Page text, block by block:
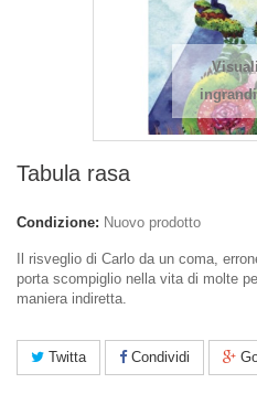
Tabula rasa
Condizione: Nuovo prodotto
Il risveglio di Carlo da un coma,
porta scompiglio nella vita di molte
maniera indiretta.
Twitta Condividi